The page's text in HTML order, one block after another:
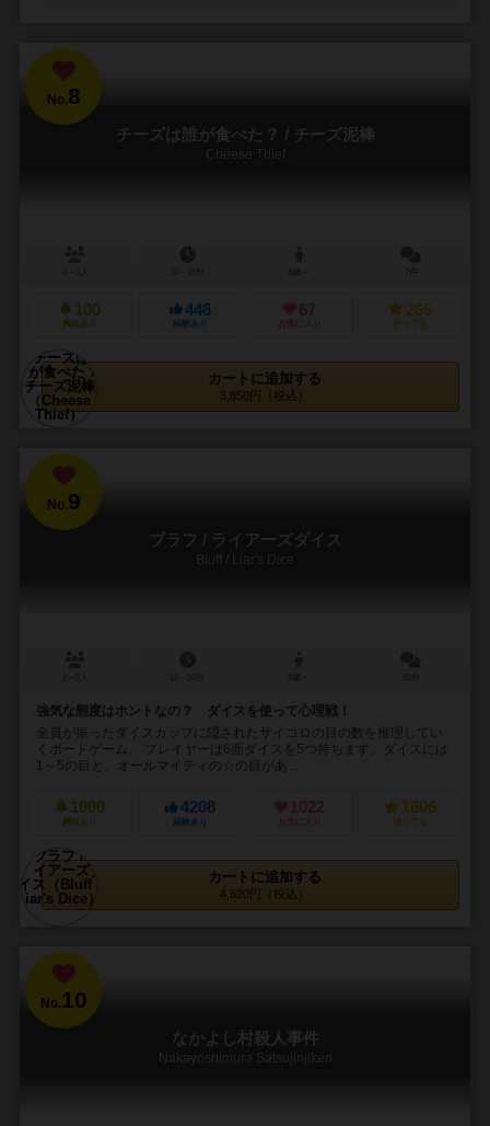
No.8
チーズは誰が食べた？ / チーズ泥棒
Cheese Thief
100
興味あり
448
経験あり
67
お気に入り
265
持ってる
カートに追加する
3,850円（税込）
No.9
ブラフ / ライアーズダイス
Bluff / Liar's Dice
強気な態度はホントなの？ ダイスを使って心理戦！
全員が振ったダイスカップに隠されたサイコロの目の数を推理してい
くボードゲーム。 プレイヤーは6面ダイスを5つ持ちます。ダイスには
1～5の目と、オールマイティの☆の目があ...
1000
興味あり
4208
経験あり
1022
お気に入り
1806
持ってる
カートに追加する
4,620円（税込）
No. 10
なかよし村殺人事件
Nakayoshimura Satsujinjiken